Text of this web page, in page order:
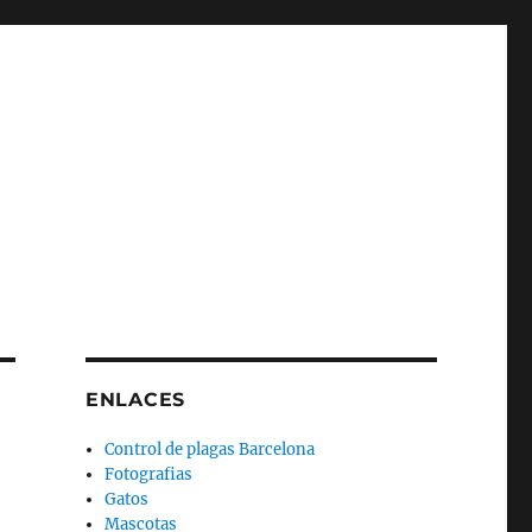
ENLACES
Control de plagas Barcelona
Fotografias
Gatos
Mascotas